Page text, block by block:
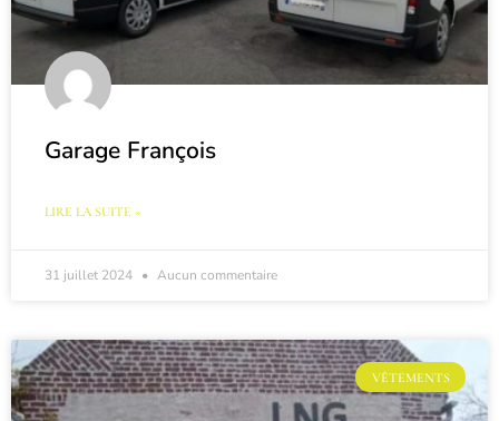
Garage François
LIRE LA SUITE »
31 juillet 2024 Aucun commentaire
VÊTEMENTS